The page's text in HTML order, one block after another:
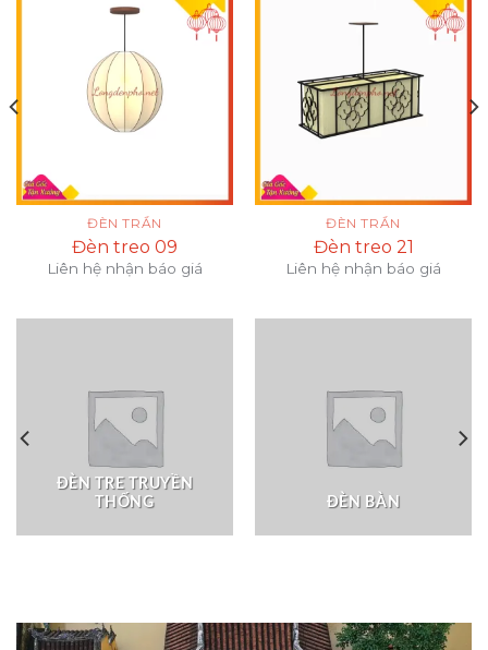
ĐÈN TRẦN
Đèn treo 09
Liên hệ nhận báo giá
ĐÈN TRẦN
Đèn treo 21
Liên hệ nhận báo giá
ĐÈN TRE TRUYỀN
THỐNG
ĐÈN BÀN